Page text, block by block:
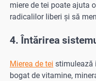
miere de tei poate ajuta
radicalilor liberi și să
4. Întărirea
Mierea de tei stimulează
bogat de vitamine,